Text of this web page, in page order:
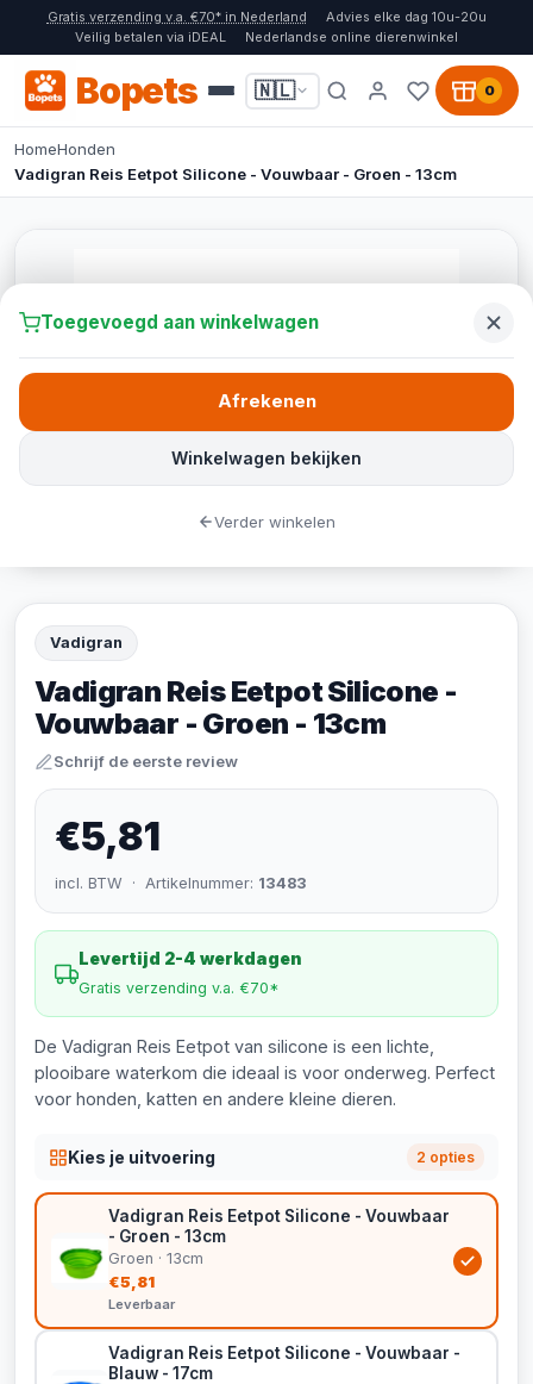
Gratis verzending v.a. €70* in Nederland
Advies elke dag 10u-20u
Veilig betalen via iDEAL
Nederlandse online dierenwinkel
Bopets 🇳🇱 0
HomeHonden
Vadigran Reis Eetpot Silicone - Vouwbaar - Groen - 13cm
Vadigran
Vadigran Reis Eetpot Silicone -
Vouwbaar - Groen - 13cm
Schrijf de eerste review
€5,81
incl. BTW · Artikelnummer: 13483
Levertijd 2-4 werkdagen
Gratis verzending v.a. €70*
De Vadigran Reis Eetpot van silicone is een lichte,
plooibare waterkom die ideaal is voor onderweg. Perfect
voor honden, katten en andere kleine dieren.
Kies je uitvoering 2 opties
Vadigran Reis Eetpot Silicone - Vouwbaar
- Groen - 13cm
Groen · 13cm
€5,81
Leverbaar
Vadigran Reis Eetpot Silicone - Vouwbaar -
Blauw - 17cm
Toegevoegd aan winkelwagen
Winkelwagen bekijken
Afrekenen
Verder winkelen